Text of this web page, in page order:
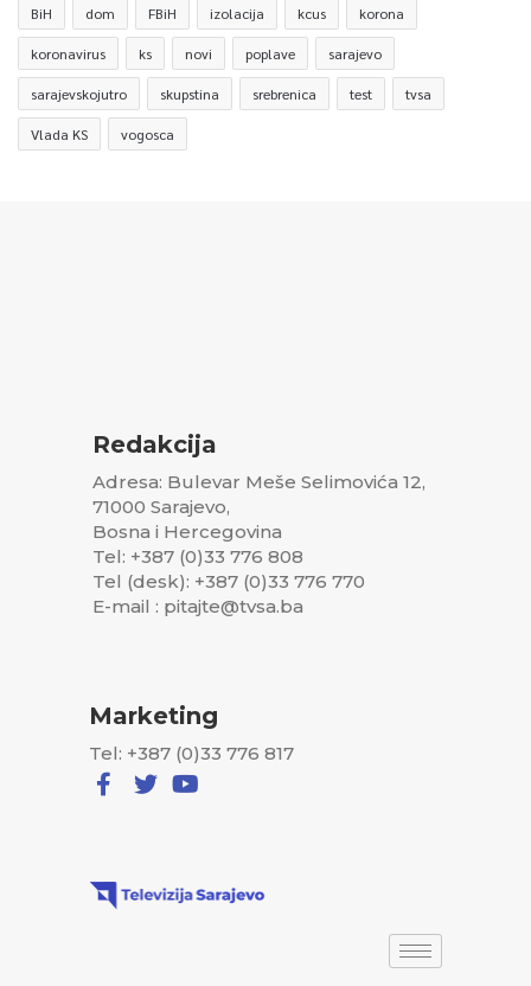
BiH dom FBiH izolacija kcus korona
koronavirus ks novi poplave sarajevo
sarajevskojutro skupstina srebrenica test tvsa
Vlada KS vogosca
Redakcija
Adresa: Bulevar Meše Selimovića 12,
71000 Sarajevo,
Bosna i Hercegovina
Tel: +387 (0)33 776 808
Tel (desk): +387 (0)33 776 770
E-mail : pitajte@tvsa.ba
Marketing
Tel: +387 (0)33 776 817